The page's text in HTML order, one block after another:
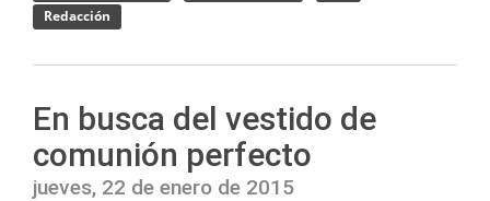
Redacción
En busca del vestido de
comunión perfecto
jueves, 22 de enero de 2015